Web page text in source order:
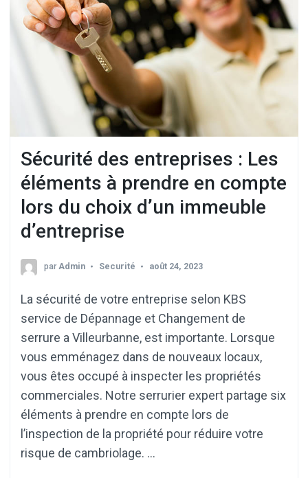
Sécurité des entreprises : Les
éléments à prendre en compte
lors du choix d’un immeuble
d’entreprise
parAdmin Securité août 24, 2023
La sécurité de votre entreprise selon KBS
service de Dépannage et Changement de
serrure a Villeurbanne, est importante. Lorsque
vous emménagez dans de nouveaux locaux,
vous êtes occupé à inspecter les propriétés
commerciales. Notre serrurier expert partage six
éléments à prendre en compte lors de
l’inspection de la propriété pour réduire votre
risque de cambriolage. …